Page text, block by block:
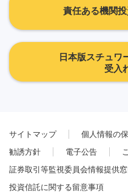
責任ある機関
日本版スチュワ
受入
サイトマップ
個人情報の
勧誘方針
電子公告
証券取引等監視委員会情報提供窓
投資信託に関する留意事項